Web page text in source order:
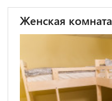
Женская комната